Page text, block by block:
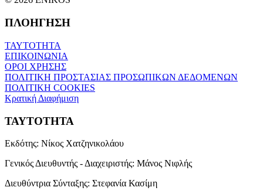
ΠΛΟΗΓΗΣΗ
ΤΑΥΤΟΤΗΤΑ
ΕΠΙΚΟΙΝΩΝΙΑ
ΟΡΟΙ ΧΡΗΣΗΣ
ΠΟΛΙΤΙΚΗ ΠΡΟΣΤΑΣΙΑΣ ΠΡΟΣΩΠΙΚΩΝ ΔΕΔΟΜΕΝΩΝ
ΠΟΛΙΤΙΚΗ COOKIES
Κρατική Διαφήμιση
ΤΑΥΤΟΤΗΤΑ
Εκδότης: Νίκος Χατζηνικολάου
Γενικός Διευθυντής - Διαχειριστής: Μάνος Νιφλής
Διευθύντρια Σύνταξης: Στεφανία Κασίμη